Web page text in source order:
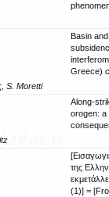
Basin
Greece)
S. Moretti
Along-
orogen: a
της
(1)] =